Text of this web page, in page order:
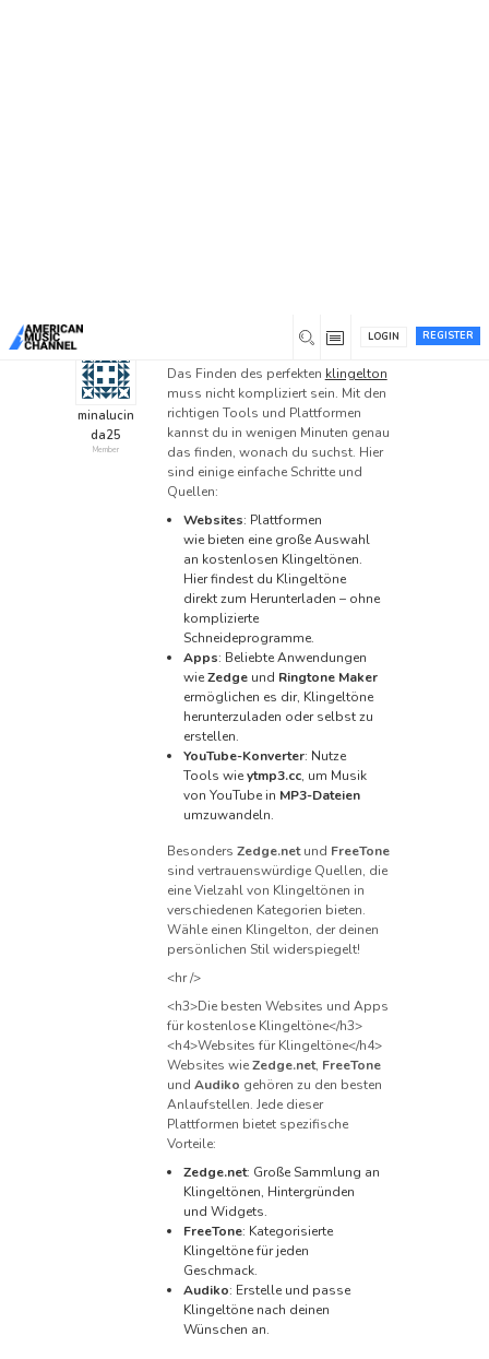
REGISTER
LOGIN
minalucin
da25
Member
January 6, 2025 at 3:20 am
Das Finden des perfekten klingelton
muss nicht kompliziert sein. Mit den
richtigen Tools und Plattformen
kannst du in wenigen Minuten genau
das finden, wonach du suchst. Hier
sind einige einfache Schritte und
Quellen:
Websites: Plattformen
wie bieten eine große Auswahl
an kostenlosen Klingeltönen.
Hier findest du Klingeltöne
direkt zum Herunterladen – ohne
komplizierte
Schneideprogramme.
Apps: Beliebte Anwendungen
wieZedgeund Ringtone Maker
ermöglichen es dir, Klingeltöne
herunterzuladen oder selbst zu
erstellen.
YouTube-Konverter: Nutze
Tools wieytmp3.cc, um Musik
von YouTube in MP3-Dateien
umzuwandeln.
Besonders Zedge.netund FreeTone
sind vertrauenswürdige Quellen, die
eine Vielzahl von Klingeltönen in
verschiedenen Kategorien bieten.
Wähle einen Klingelton, der deinen
persönlichen Stil widerspiegelt!
<hr />
<h3>Die besten Websites und Apps
für kostenlose Klingeltöne</h3>
<h4>Websites für Klingeltöne</h4>
Websites wieZedge.net, FreeTone
und Audiko gehören zu den besten
Anlaufstellen. Jede dieser
Plattformen bietet spezifische
Vorteile:
Zedge.net: Große Sammlung an
Klingeltönen, Hintergründen
und Widgets.
FreeTone: Kategorisierte
Klingeltöne für jeden
Geschmack.
Audiko: Erstelle und passe
Klingeltöne nach deinen
Wünschen an.